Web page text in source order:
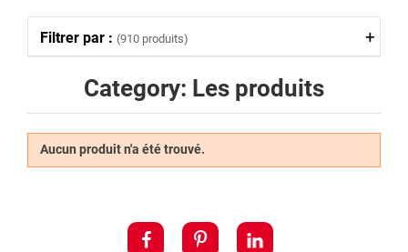
Category: Les produits
Aucun produit n'a été trouvé.
Filtrer par : (910 produits)